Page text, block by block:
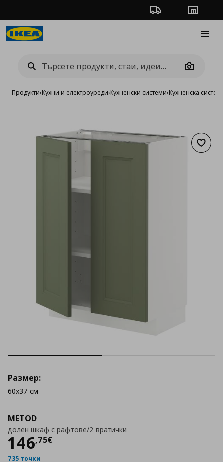
Проследяване на
Camera
Продукти›Кухни и електроуреди›Кухненски системи›Кухненска
METOD
долен шкаф с рафтове/2 вратички
146,75€
Цена
735 точки
Размер:
60x37 см